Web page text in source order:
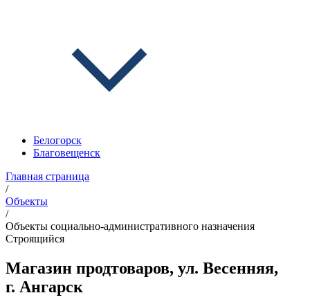
Белогорск
Благовещенск
Главная страница
/
Объекты
/
Объекты социально-административного назначения
Строящийся
Магазин продтоваров, ул. Весенняя,
г. Ангарск